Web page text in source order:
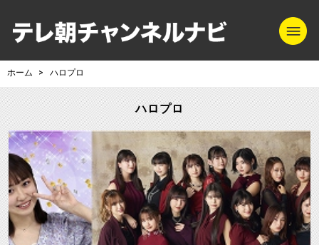
テレ朝チャンネ
ホーム ハロプロ
ハロプロ